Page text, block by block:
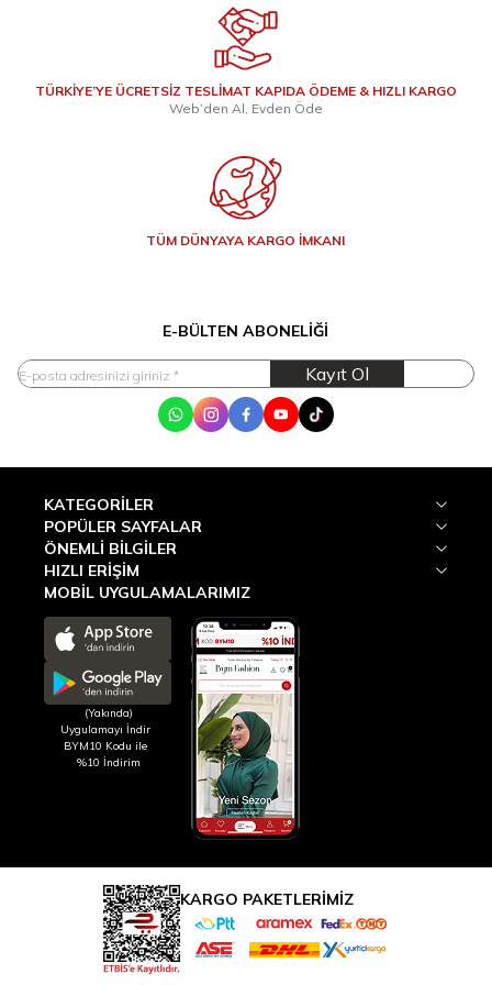
TÜRKİYE’YE ÜCRETSİZ TESLİMAT KAPIDA ÖDEME & HIZLI KARGO
Web’den Al, Evden Öde
TÜM DÜNYAYA KARGO İMKANI
E-BÜLTEN ABONELIĞI
Kayıt Ol
WhatsApp
InstagramFacebook
YoutubeTik Tok
KATEGORILER
POPÜLER SAYFALAR
ÖNEMLI BILGILER
HIZLI ERIŞIM
MOBİL UYGULAMALARIMIZ
(Yakında)
Uygulamayı İndir
BYM10 Kodu ile
%10 İndirim
KARGO PAKETLERİMİZ